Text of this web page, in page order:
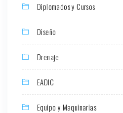
Diplomados y Cursos
Diseño
Drenaje
EADIC
Equipo y Maquinarias